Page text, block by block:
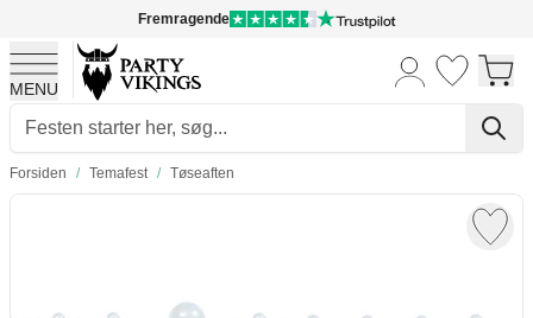
Fremragende
MENU
Skip to Content
Forsiden / Temafest / Tøseaften